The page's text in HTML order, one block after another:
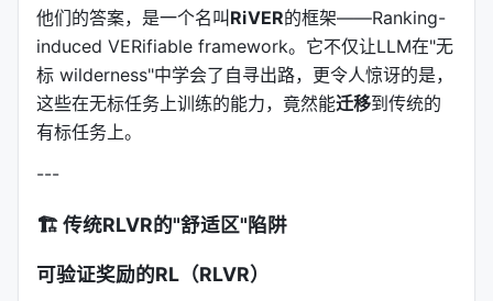
他们的答案，是一个名叫 RiVER的框架——Ranking-
induced VERifiable framework。它不仅让LLM在"无
标 wilderness"中学会了自寻出路，更令人惊讶的是，
这些在无标任务上训练的能力，竟然能迁移到传统的
有标任务上。
---
🏗️ 传统RLVR的"舒适区"陷阱
可验证奖励的RL（RLVR）